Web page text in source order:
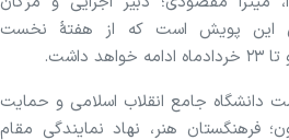
این پویش است که از هفتهٔ نخست
دانشگاه جامع انقلاب اسلامی و حمایت
فرهنگستان هنر، نهاد نمایندگی مقام